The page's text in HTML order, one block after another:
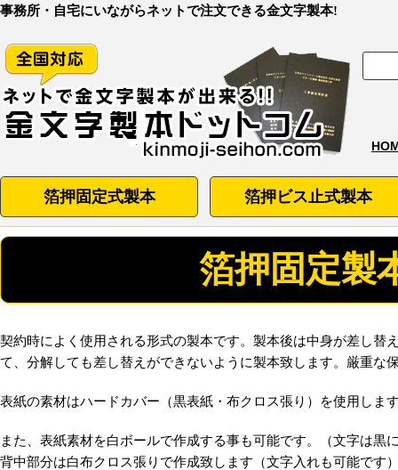
事務所・自宅にいながらネットで注文できる金文字製本!
箔押固定式製本 箔押ビス止式製本
箔押固定製
契約時によく使用される形式の製本です。製本後は中身が差し
て、分解しても差し替えができないように製本致します。厳重な
表紙の素材はハードカバー（黒表紙・布クロス張り）を使用しま
また、表紙素材を白ボールで作成する事も可能です。（文字は黒
背中部分は白布クロス張りで作成致します（文字入れも可能です